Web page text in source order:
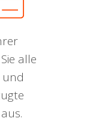
alle
und